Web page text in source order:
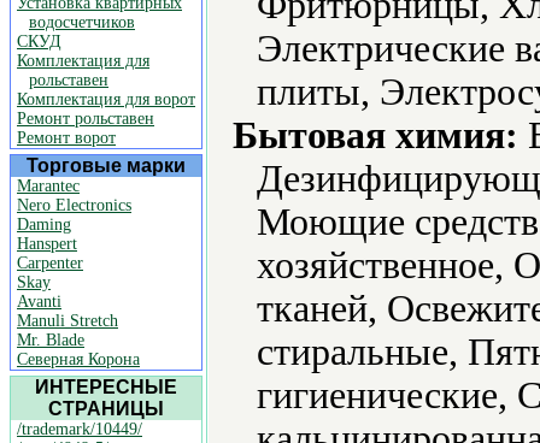
водосчетчиков
СКУД
Комплектация для
рольставен
Комплектация для ворот
Ремонт рольставен
Ремонт ворот
Торговые марки
Marantec
Nero Electronics
Daming
Hanspert
Carpenter
Skay
Avanti
Manuli Stretch
Mr. Blade
Северная Корона
ИНТЕРЕСНЫЕ
СТРАНИЦЫ
/trademark/10449/
Электрические
плиты,
Бытовая химия:
Моющие
хозяйственное,
тканей,
стиральные,
гигиенические,